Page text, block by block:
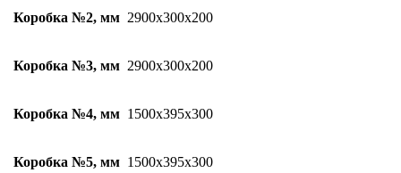
Коробка №2, мм 2900х300х200
Коробка №3, мм 2900х300х200
Коробка №4, мм 1500х395х300
Коробка №5, мм 1500х395х300